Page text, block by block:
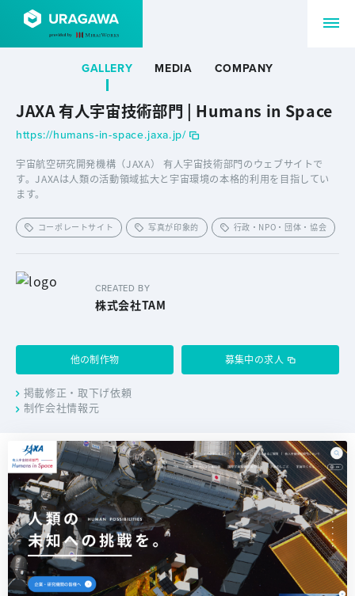
GALLERY MEDIA COMPANY
JAXA 有人宇宙技術部門 | Humans in Space
https://humans-in-space.jaxa.jp/
宇宙航空研究開発機構（JAXA） 有人宇宙技術部門のウェブサイトで
す。JAXAは人類の活動領域拡大と宇宙環境の本格的利用を目指してい
ます。
コーポレートサイト 写真が印象的 行政・NPO・団体・協会
CREATED BY
株式会社TAM
他の制作物 募集中の求人
掲載修正・取下げ依頼
制作会社情報元